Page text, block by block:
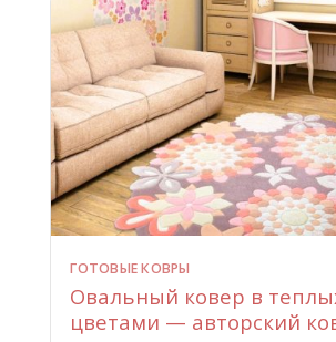
ГОТОВЫЕ КОВРЫ
Овальный ковер в
цветами — авторский